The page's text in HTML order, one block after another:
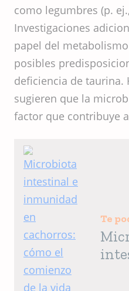
como legumbres (p.
Investigaciones
papel del
posibles
deficiencia de taurina.
sugieren que la
factor que contribuye
Te